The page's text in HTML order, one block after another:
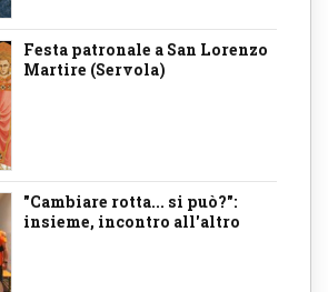
Festa patronale a San Lorenzo
Martire (Servola)
"Cambiare rotta... si può?":
insieme, incontro all'altro